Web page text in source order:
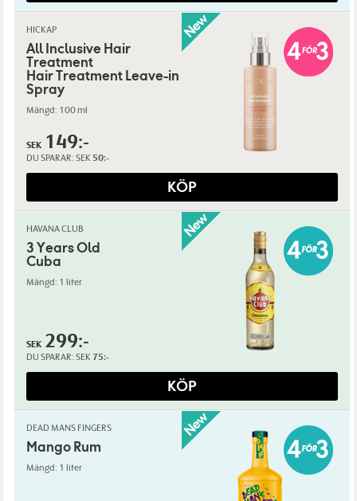
HICKAP
All Inclusive Hair
Treatment
Hair Treatment Leave-in
Spray
Mängd: 100 ml
SEK 149:-
DU SPARAR: SEK 50:-
KÖP
HAVANA CLUB
3 Years Old
Cuba
Mängd: 1 liter
SEK 299:-
DU SPARAR: SEK 75:-
KÖP
DEAD MANS FINGERS
Mango Rum
Mängd: 1 liter